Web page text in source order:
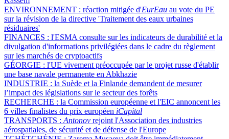
ENVIRONNEMENT : réaction mitigée d'EurEau au vote du PE
sur la révision de la directive 'Traitement des eaux urbaines
résiduaires'
FINANCES : l'ESMA consulte sur les indicateurs de durabilité et la
divulgation d'informations privilégiées dans le cadre du règlement
sur les marchés de cryptoactifs
GÉORGIE : l'UE vivement préoccupée par le projet russe d'établir
une base navale permanente en Abkhazie
INDUSTRIE : la Suède et la Finlande demandent de mesurer
l’impact des législations sur le secteur des forêts
RECHERCHE : la Commission européenne et l'EIC annoncent les
6 villes finalistes du prix européen iCapital
TRANSPORTS : Antonov rejoint l'Association des industries
aérospatiales, de sécurité et de défense de l'Europe